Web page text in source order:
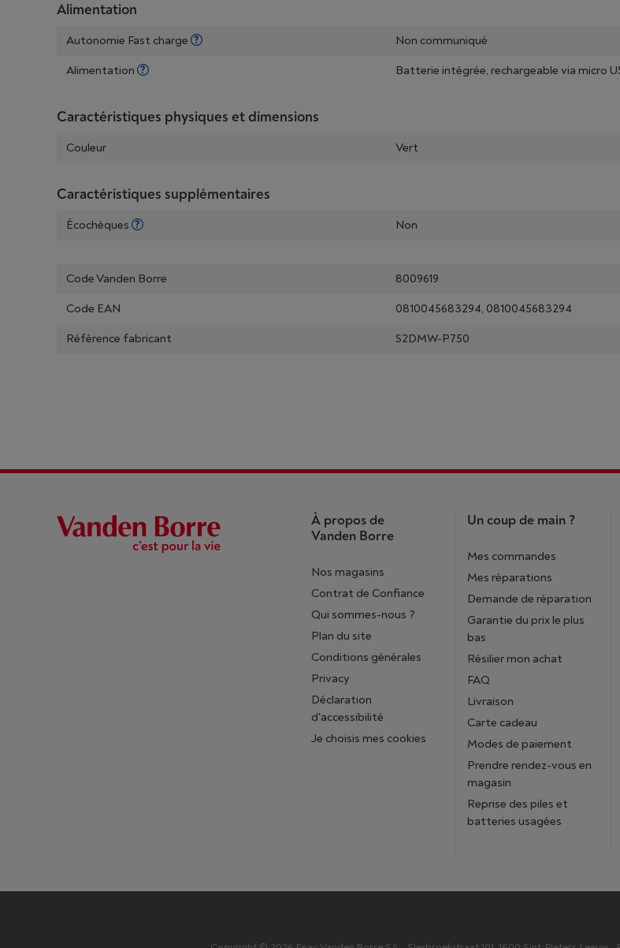
Alimentation
Autonomie Fast charge
Non communiqué
Alimentation
Batterie intégrée, rechargeable via micro
Caractéristiques physiques et dimensions
Couleur Vert
Caractéristiques supplémentaires
Écochèques Non
Code Vanden Borre
8009619
Code EAN
0810045683294, 0810045683294
Référence fabricant
S2DMW-P750
À propos de
Vanden Borre
Nos magasins
Contrat de Confiance
Qui sommes-nous ?
Plan du site
Conditions générales
Privacy
Déclaration
d'accessibilité
Je choisis mes cookies
Un coup de main ?
Mes commandes
Mes réparations
Demande de réparation
Garantie du prix le plus
bas
Résilier mon achat
FAQ
Livraison
Carte cadeau
Modes de paiement
Prendre rendez-vous en
magasin
Reprise des piles et
batteries usagées